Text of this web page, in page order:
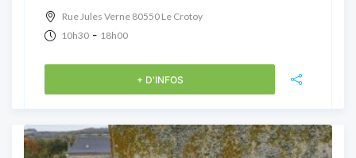
Rue Jules Verne 80550 Le Crotoy
10h30 - 18h00
+ D'INFOS